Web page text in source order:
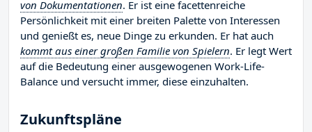
von Dokumentationen. Er ist eine facettenreiche
Persönlichkeit mit einer breiten Palette von Interessen
und genießt es, neue Dinge zu erkunden. Er hat auch
kommt aus einer großen Familie von Spielern. Er legt Wert
auf die Bedeutung einer ausgewogenen Work-Life-
Balance und versucht immer, diese einzuhalten.
Zukunftspläne